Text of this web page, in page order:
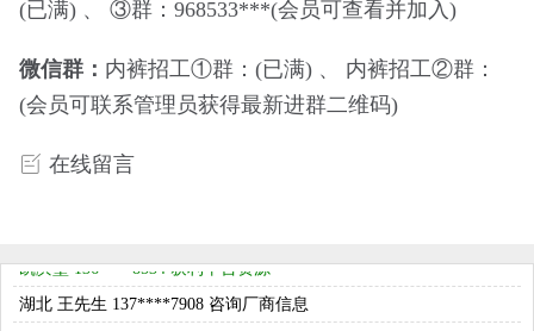
(已满) 、 ③群：968533***(会员可查看并加入)
微信群： 内裤招工①群：(已满) 、 内裤招工②群：
(会员可联系管理员获得最新进群二维码)
在线留言
韩国 刘先生 181****8714 留言申请样品
中山特价男内裤 189****7967 获得优质展示
河南 赵先生 135****3079 留言申请样品
浙江 董女士 138****9904 留言申请样品
凯滨堡 136****8534 获利平台资源
湖北 王先生 137****7908 咨询厂商信息